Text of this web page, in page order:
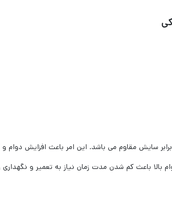
بالا باعث کم شدن مدت زمان نیاز به تعمیر و